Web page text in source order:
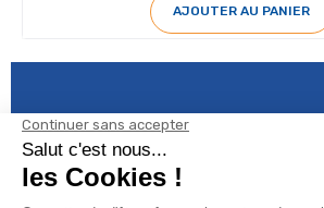
AJOUTER AU PANIER